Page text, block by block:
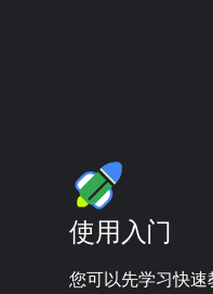
使用入门
您可以先学习快